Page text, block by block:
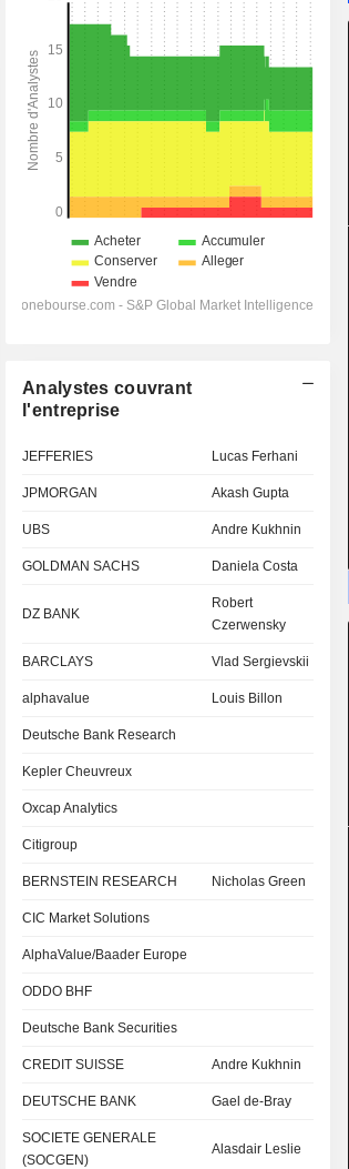
Analystes couvrant
l'entreprise
JEFFERIES Lucas Ferhani
JPMORGAN Akash Gupta
UBS Andre Kukhnin
GOLDMAN SACHS Daniela Costa
DZ BANK
Robert
Czerwensky
BARCLAYS Vlad Sergievskii
alphavalue Louis Billon
Deutsche Bank Research
Kepler Cheuvreux
Oxcap Analytics
Citigroup
BERNSTEIN RESEARCH Nicholas Green
CIC Market Solutions
AlphaValue/Baader Europe
ODDO BHF
Deutsche Bank Securities
CREDIT SUISSE Andre Kukhnin
DEUTSCHE BANK Gael de-Bray
SOCIETE GENERALE
(SOCGEN)
Alasdair Leslie